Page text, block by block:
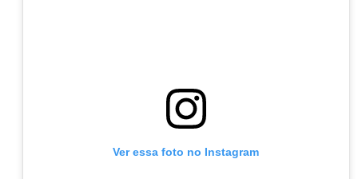
Ver essa foto no Instagram